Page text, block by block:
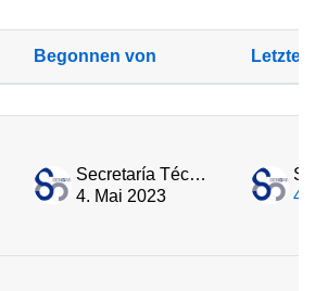
Begonnen von Letzter
Secretaría Técnica
4. Mai 2023
4.